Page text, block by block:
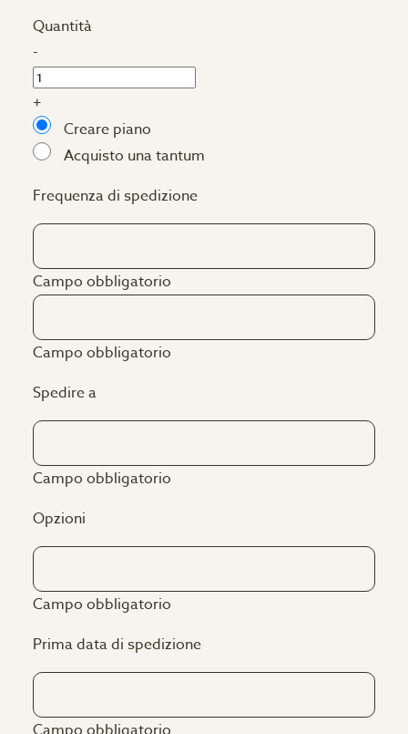
Quantità
-
+
Creare piano
Acquisto una tantum
Frequenza di spedizione
Campo obbligatorio
Campo obbligatorio
Spedire a
Campo obbligatorio
Opzioni
Campo obbligatorio
Prima data di spedizione